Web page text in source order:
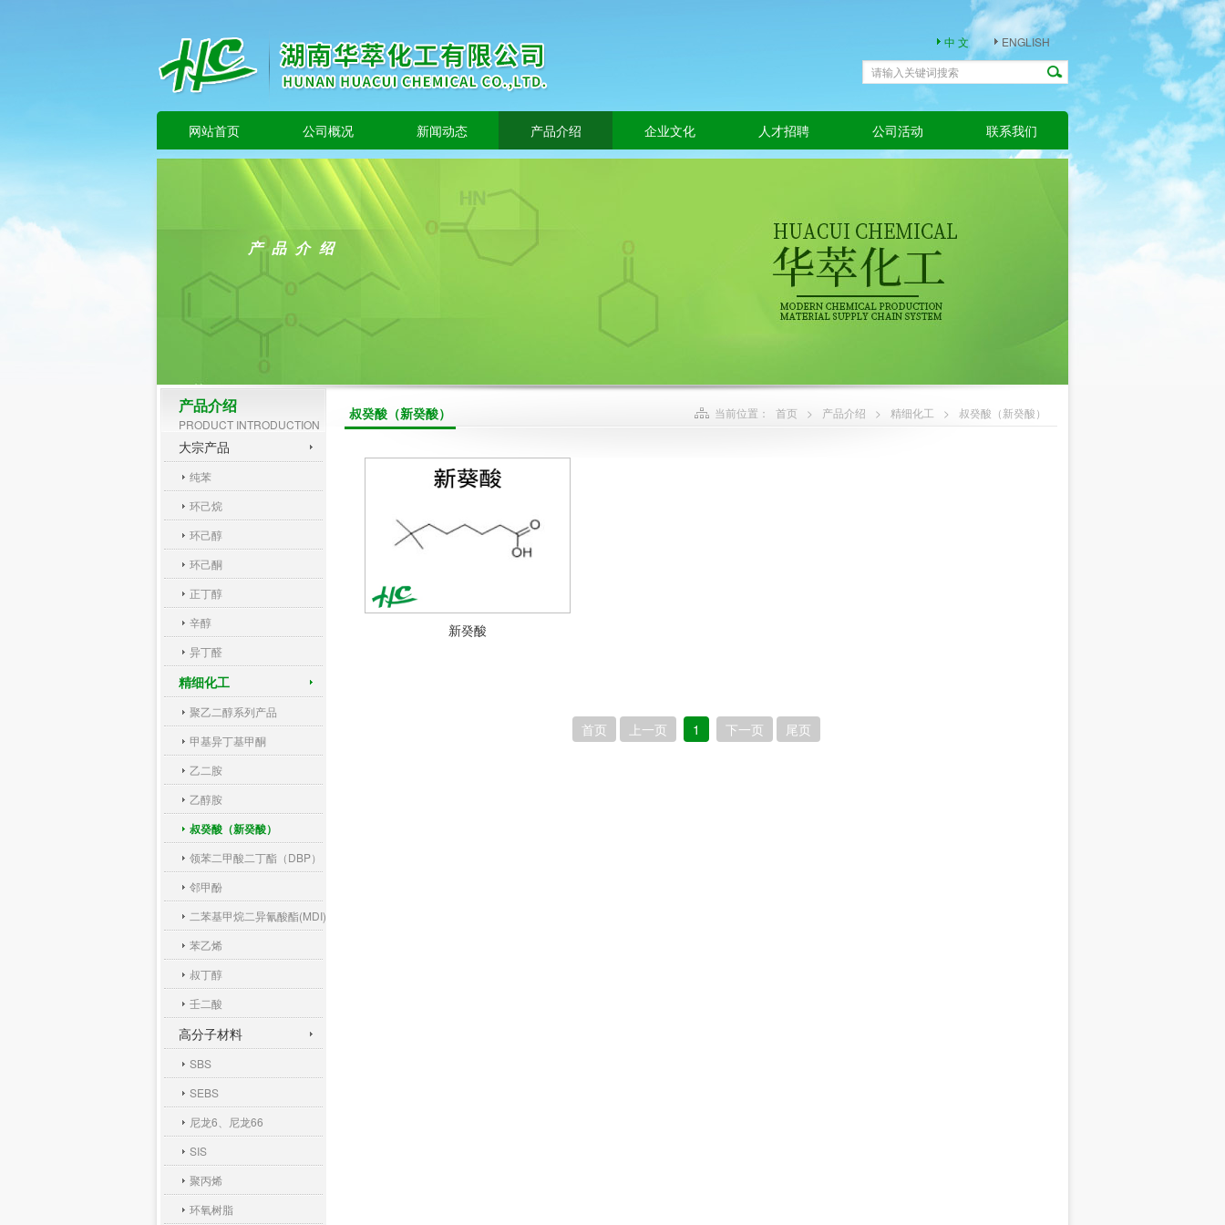
中 文 ENGLISH
网站首页 公司概况 新闻动态 产品介绍 企业文化 人才招聘 公司活动 联系我们
产品介绍
产品介绍
PRODUCT INTRODUCTION
大宗产品
纯苯
环己烷
环己醇
环己酮
正丁醇
辛醇
异丁醛
精细化工
聚乙二醇系列产品
甲基异丁基甲酮
乙二胺
乙醇胺
叔癸酸（新癸酸）
领苯二甲酸二丁酯（DBP）
邻甲酚
二苯基甲烷二异氰酸酯(MDI)
苯乙烯
叔丁醇
壬二酸
高分子材料
SBS
SEBS
尼龙6、尼龙66
SIS
聚丙烯
环氧树脂
叔癸酸（新癸酸） 当前位置： 首页 > 产品介绍 > 精细化工 > 叔癸酸（新癸酸）
新癸酸
首页 上一页 1 下一页 尾页